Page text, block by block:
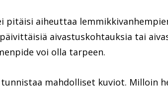
pitäisi aiheuttaa
aivastuskohtauksia tai
voi olla tarpeen.
mahdolliset kuviot. Milloin